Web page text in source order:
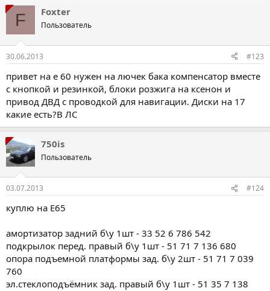
F Foxter
Пользователь
30.06.2013 #123
привет на е 60 нужен на лючек бака компенсатор вместе
с кнопкой и резинкой, блоки розжига на ксенон и
привод ДВД с проводкой для навигации. Диски на 17
какие есть?В ЛС
750is
Пользователь
03.07.2013 #124
куплю на Е65
амортизатор задний б\у 1шт - 33 52 6 786 542
подкрылок перед. правый б\у 1шт - 51 71 7 136 680
опора подъемной платформы зад. б\у 2шт - 51 71 7 039
760
эл.стеклоподъёмник зад. правый б\у 1шт - 51 35 7 138